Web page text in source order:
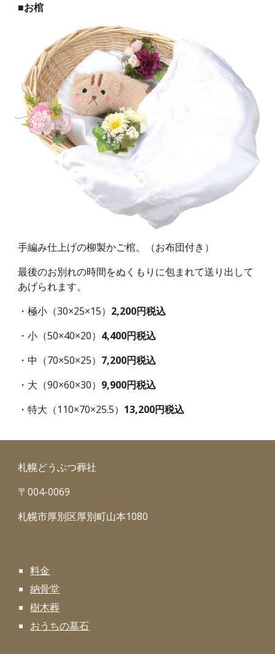
■お棺
手編み仕上げの柳製かご棺。（お布団付き）
最後のお別れの時間をぬくもりに包まれて送り出して
あげられます。
・極小（30×25×15） 2,200円税込
・小（50×40×20） 4,400円税込
・中（70×50×25） 7,200円税込
・大（90×60×30） 9,900円税込
・特大（110×70×25.5） 13,200円税込
札幌どうぶつ葬社
〒004-0069
札幌市厚別区厚別町山本1080
料金
納骨堂
樹木葬
おうちの墓石